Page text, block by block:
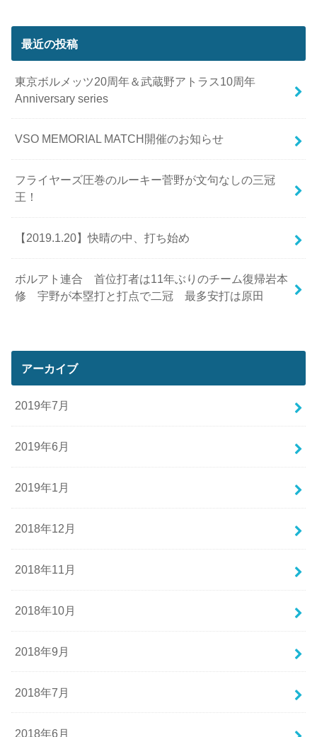
最近の投稿
東京ボルメッツ20周年＆武蔵野アトラス10周年
Anniversary series
VSO MEMORIAL MATCH開催のお知らせ
フライヤーズ圧巻のルーキー菅野が文句なしの三冠
王！
【2019.1.20】快晴の中、打ち始め
ボルアト連合 首位打者は11年ぶりのチーム復帰岩本
修 宇野が本塁打と打点で二冠 最多安打は原田
アーカイブ
2019年7月
2019年6月
2019年1月
2018年12月
2018年11月
2018年10月
2018年9月
2018年7月
2018年6月